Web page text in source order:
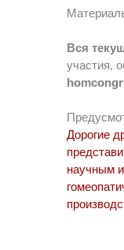
Вся
участия,
Дорогие
научным